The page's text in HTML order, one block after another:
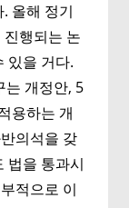
올해 정기
행되는 논
있을 거다.
는 개정안, 5
용하는 개
의석을 갖
법을 통과시
적으로 이